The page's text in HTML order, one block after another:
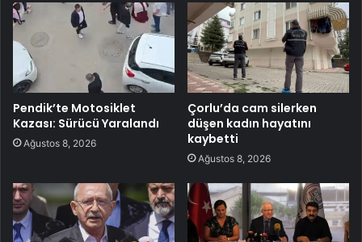
Pendik’te Motosiklet
Kazası: Sürücü Yaralandı
Ağustos 8, 2026
Çorlu’da cam silerken
düşen kadın hayatını
kaybetti
Ağustos 8, 2026